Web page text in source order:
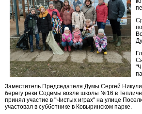
Заместитель Председателя Думы Сергей
берегу реки Содемы возле школы №16 в
принял участие в "Чистых играх" на улице
участовал в субботнике в Ковыринском парке.